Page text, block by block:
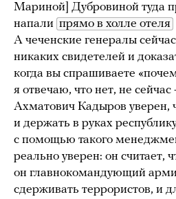
Мариной] Дубровиной туда
напали прямо в холле отеля
А чеченские генералы
никаких свидетелей и
когда вы спрашиваете
я отвечаю, что нет, не
Ахматович Кадыров уверен,
и держать в руках
с помощью такого
реально уверен: он считает,
он главнокомандующий
сдерживать террористов, и